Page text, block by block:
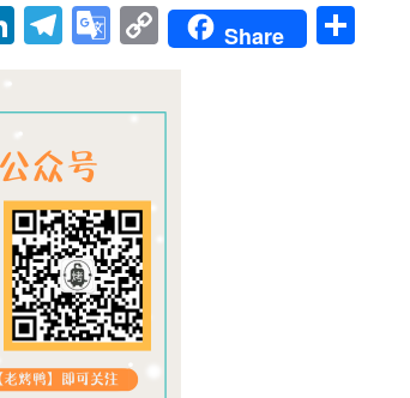
LinkedIn
Telegram
Google
CopyShare